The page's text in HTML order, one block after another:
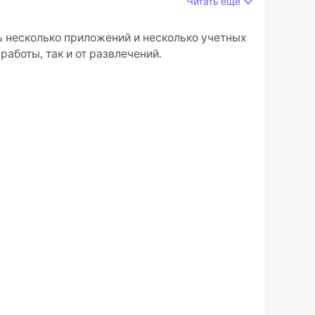
и учетных записей на своем ПК.
и качеством высокой четкости
по всей России: от квартиры и автомобиля
товары для дома, а также продать
скидкой, а новые товары часто отдают
приложений и несколько учетных
так и от развлечений.